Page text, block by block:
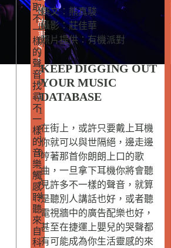
物
故
事
S
t
o
r
y
取
不
一
樣
的
聲
音
找
尋
不
一
樣
的
音
樂
觸
感
聆
聽
來
自
科
d
it
o
r
2
0
1
1
-
1
0
-
2
4
撰文：熊真駿
攝影：莊佳華
照片提供：有機派對
KEEP DIGGING OUT
YOUR MUSIC
DATABASE
在街上，或許只要戴上耳機
你就可以與世隔絕，邊走邊
哼著那首你朗朗上口的歌
曲，一旦拿下耳機你將會聽
見許多不一樣的聲音，就算
是聽別人講話也好，或者聽
電視牆中的廣告配樂也好，
甚至在捷運上嬰兒的哭聲都
有可能成為你生活靈感的來